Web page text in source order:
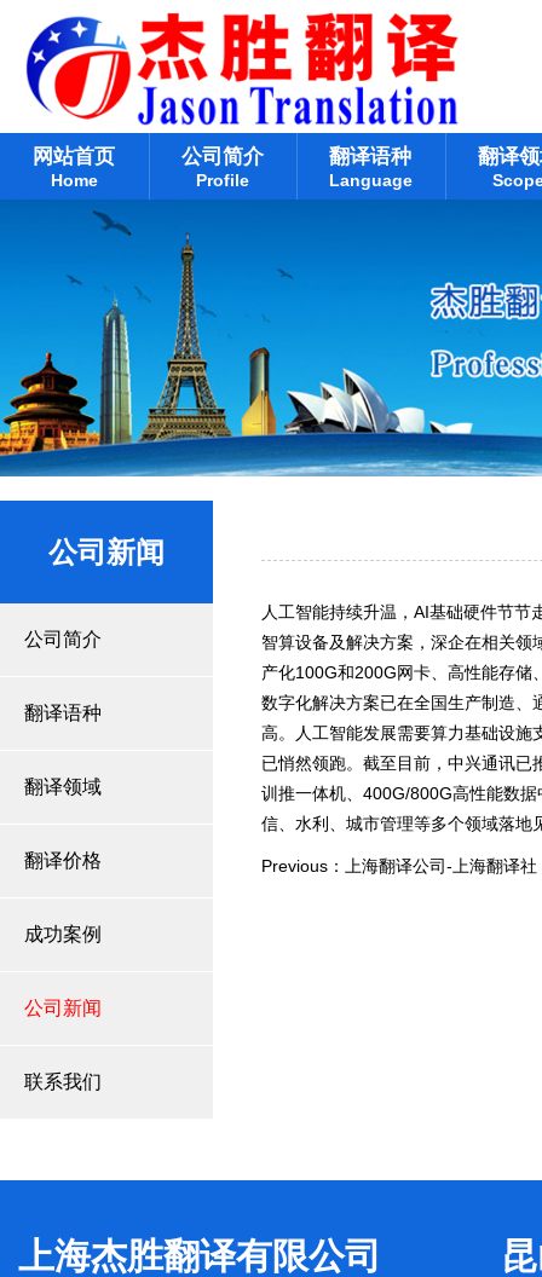
网站首页
Home
公司简介
Profile
翻译语种
Language
翻译
公司新闻
公司简介
翻译语种
翻译领域
翻译价格
成功案例
公司新闻
联系我们
人工智能持续升温，AI基础硬件节
智算设备及解决方案，深企在相关领
产化100G和200G网卡、高性能存储
数字化解决方案已在全国生产制造、
高。人工智能发展需要算力基础设施
已悄然领跑。截至目前，中兴通讯
训推一体机、400G/800G高性能数
信、水利、城市管理等多个领域落地
Previous：上海翻译公司-上海翻译社
上海杰胜翻译有限公司